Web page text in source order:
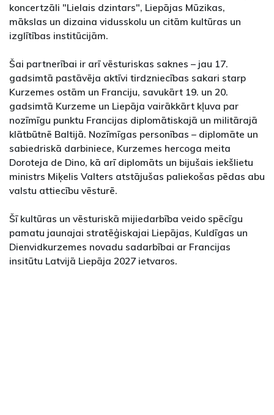
koncertzāli "Lielais dzintars", Liepājas Mūzikas,
mākslas un dizaina vidusskolu un citām kultūras un
izglītības institūcijām.
Šai partnerībai ir arī vēsturiskas saknes – jau 17.
gadsimtā pastāvēja aktīvi tirdzniecības sakari starp
Kurzemes ostām un Franciju, savukārt 19. un 20.
gadsimtā Kurzeme un Liepāja vairākkārt kļuva par
nozīmīgu punktu Francijas diplomātiskajā un militārajā
klātbūtnē Baltijā. Nozīmīgas personības – diplomāte un
sabiedriskā darbiniece, Kurzemes hercoga meita
Doroteja de Dino, kā arī diplomāts un bijušais iekšlietu
ministrs Miķelis Valters atstājušas paliekošas pēdas abu
valstu attiecību vēsturē.
Šī kultūras un vēsturiskā mijiedarbība veido spēcīgu
pamatu jaunajai stratēģiskajai Liepājas, Kuldīgas un
Dienvidkurzemes novadu sadarbībai ar Francijas
insitūtu Latvijā Liepāja 2027 ietvaros.